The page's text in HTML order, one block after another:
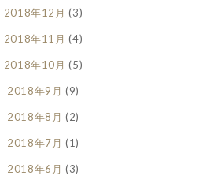
2018年12月 (3)
2018年11月 (4)
2018年10月 (5)
2018年9月 (9)
2018年8月 (2)
2018年7月 (1)
2018年6月 (3)